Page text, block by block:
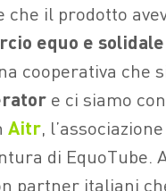
il prodotto
equo e solidale
cooperativa che
e ci siamo
Aitr,
di EquoTube.
partner italiani